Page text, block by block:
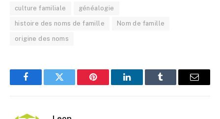
culture familiale généalogie
histoire des noms de famille Nom de famille
origine des noms
FacebookTwitter Pinterest LinkedInTumblr
E-